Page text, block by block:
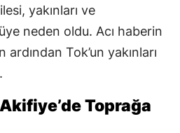
yakınları ve
neden oldu. Acı haberin
ardından Tok’un yakınları
Toprağa